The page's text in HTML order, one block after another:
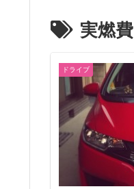
実燃費
ドライブ